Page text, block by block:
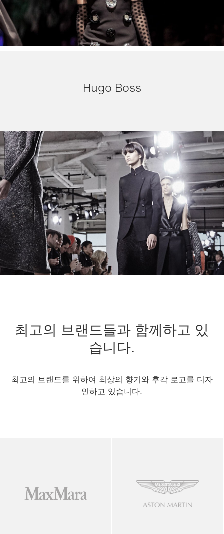
Hugo Boss
최고의 브랜드들과 함께하고 있
습니다.
최고의 브랜드를 위하여 최상의 향기와 후각 로고를 디자
인하고 있습니다.